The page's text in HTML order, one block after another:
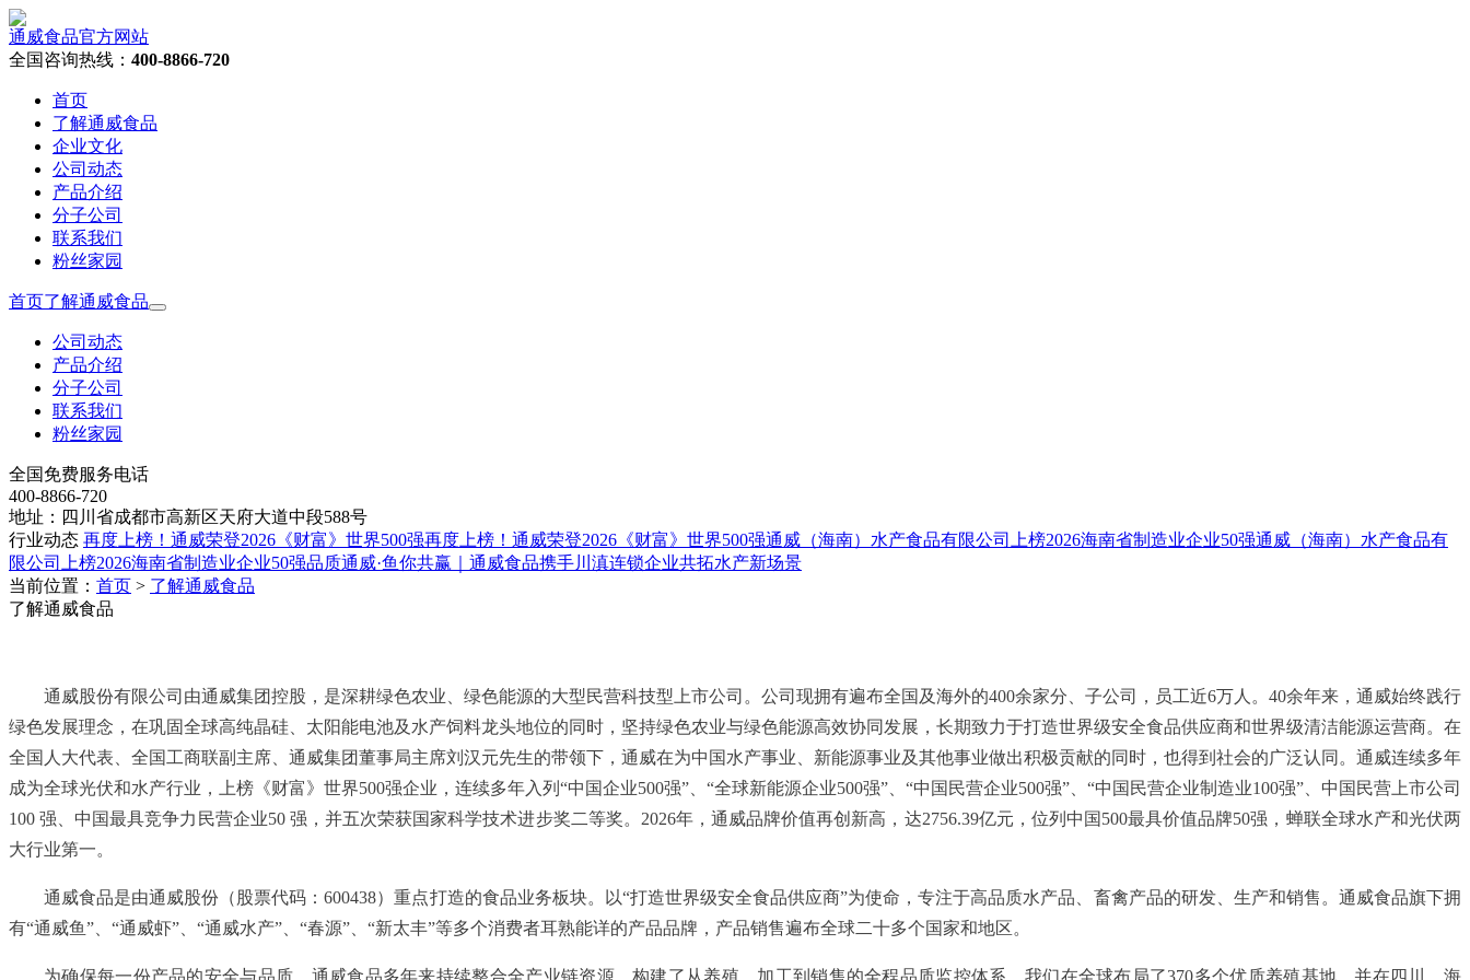
通威食品官方网站
全国咨询热线： 400-8866-720
首页
了解通威食品
企业文化
公司动态
产品介绍
分子公司
联系我们
粉丝家园
首页了解通威食品
公司动态
产品介绍
分子公司
联系我们
粉丝家园
全国免费服务电话
400-8866-720
地址：四川省成都市高新区天府大道中段588号
行业动态 再度上榜！通威荣登2026《财富》世界500强再度上榜！通威荣登2026《财富》世界500强通威（海南）水产食品有限公司上榜2026海南省制造业企业50强通威（海南）水产食品有
限公司上榜2026海南省制造业企业50强品质通威·鱼你共赢｜通威食品携手川滇连锁企业共拓水产新场景
当前位置： 首页 > 了解通威食品
了解通威食品
通威股份有限公司由通威集团控股，是深耕绿色农业、绿色能源的大型民营科技型上市公司。公司现拥有遍布全国及海外的400余家分、子公司，员工近6万人。40余年来，通威始终践行
绿色发展理念，在巩固全球高纯晶硅、太阳能电池及水产饲料龙头地位的同时，坚持绿色农业与绿色能源高效协同发展，长期致力于打造世界级安全食品供应商和世界级清洁能源运营商。在
全国人大代表、全国工商联副主席、通威集团董事局主席刘汉元先生的带领下，通威在为中国水产事业、新能源事业及其他事业做出积极贡献的同时，也得到社会的广泛认同。通威连续多年
成为全球光伏和水产行业，上榜《财富》世界500强企业，连续多年入列“中国企业500强”、“全球新能源企业500强”、“中国民营企业500强”、“中国民营企业制造业100强”、中国民营上市公司
100 强、中国最具竞争力民营企业50 强，并五次荣获国家科学技术进步奖二等奖。2026年，通威品牌价值再创新高，达2756.39亿元，位列中国500最具价值品牌50强，蝉联全球水产和光伏两
大行业第一。
通威食品是由通威股份（股票代码：600438）重点打造的食品业务板块。以“打造世界级安全食品供应商”为使命，专注于高品质水产品、畜禽产品的研发、生产和销售。通威食品旗下拥
有“通威鱼”、“通威虾”、“通威水产”、“春源”、“新太丰”等多个消费者耳熟能详的产品品牌，产品销售遍布全球二十多个国家和地区。
为确保每一份产品的安全与品质，通威食品多年来持续整合全产业链资源，构建了从养殖、加工到销售的全程品质监控体系。我们在全球布局了370多个优质养殖基地，并在四川、海